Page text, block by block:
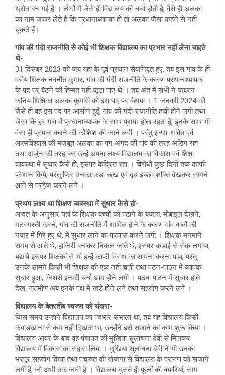
श्रोत बन गई हैं । लोगों में जैसे ही विद्यालय की चर्चा होती है, वैसे ही अलका
का नाम जरूर लेते हैं कि प्रधानाध्यापक हो तो अलका जैसा कहने से नहीं
चूकते हैं।
गांव की गंदी राजनीति से कोई भी शिक्षक विद्यालय का प्रभार नहीं लेना चाहते
थे-
31 दिसंबर 2023 को जब यहां के पूर्व प्रधान सेवानिवृत हुए, तब इस गांव के ही
वरीय शिक्षक नवनीत कुमार, गांव की गंदी राजनीति के कारण प्रधानाध्यापक
के पद पर बैठने की हिम्मत नहीं जूटा पाए थे । तब अंत में सभी ने जबरन
कनिय शिक्षिका अलका कुमारी को इस पद पर बैठाया । 1 जनवरी 2024 को
जैसे ही वह इस पद पर आसीन हुईं, गांव की गंदी राजनीति हावी होने लगी तथा
जैसा कि हर गांव में प्रधानाध्यापक के साथ प्रायः होता रहता है, इनके साथ भी
वैसा ही प्रयास करने की कोशिश की जाने लगी । परंतु इच्छा-शक्ति एवं
आत्मविश्वास की मजबूत अलका का पग अंगद की पांव की तरह अडिग रहा
तथा अर्जुन की तरह बस उन्हें अपना लक्ष्य विद्यालय का विकास एवं शिक्षा
व्यवस्था में सुधार कैसे हो, इसपर केंद्रित रहा । विरोधी कुछ दिनों तक काफी
परेशान किये, परंतु फिर उनका कडा रूख एवं दृढ इच्छा-शक्ति देखकर सामने
आने से परहेज करने लगे ।
प्रथम लक्ष्य था शिक्षण व्यवस्था में सुधार कैसे हो-
आदत के अनुसार यहां के शिक्षक बच्चों को पढाने के बजाय, मोबाइल देखने,
मटरगस्ती करने, गांव की राजनीति में शामिल होने के कारण गांव वालों की
नजर में गिरे हुए थे, में सुधार लाने का प्रयास करने लगीं । शिक्षक मनमाने
समय से आते थे, हाजिरी बनाकर निकल जाते थे, इसपर कडाई से रोक लगाया,
यद्यपि इसपर शिक्षकों से भी इन्हें काफी विरोध का सामना करना पडा, परंतु
उनके सामने किसी भी शिक्षक की एक नहीं चली तथा पठन-पाठन में व्यापक
सुधार हुआ, जिससे इनकी चर्चा आम होने लगी । पठन-पाठन में सुधार होते
देख, ग्रामीण अब इनके पक्ष में खडे होने लगे तथा सहयोग करने लगे ।
विद्यालय के बेतरतीब स्वरूप को संवारा-
जिस समय उन्होंने विद्यालय का पदभार संभाला था, तब यह विद्यालय किसी
कबाडखाना से कम नहीं दिखता था, उन्होंने इसे सजाने का काम शुरू किया ।
विद्यालय आवर के बाद वह पंचायत की मुखिया सुलोचना देवी से मिलकर
विद्यालय में विकास का सहारा लिया । मुखिया सुलोचना देवी ने भी उनका
भरपूर सहयोग किया तथा पंचायत की योजना से विद्यालय के प्रांगण को सजाने
लगीं हैं, जो अभी तक जारी है । विद्यालय घुसते ही फूलों की क्यारियां, साग-